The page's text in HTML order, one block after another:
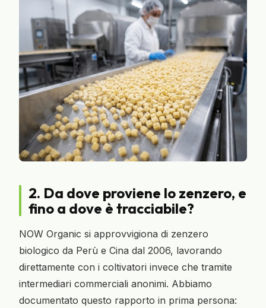
2. Da dove proviene lo zenzero, e
fino a dove è tracciabile?
NOW Organic si approvvigiona di zenzero
biologico da Perù e Cina dal 2006, lavorando
direttamente con i coltivatori invece che tramite
intermediari commerciali anonimi. Abbiamo
documentato questo rapporto in prima persona: